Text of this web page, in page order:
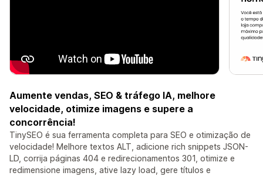
Aumente vendas, SEO & tráfego IA, melhore
velocidade, otimize imagens e supere a
concorrência!
TinySEO é sua ferramenta completa para SEO e otimização de
velocidade! Melhore textos ALT, adicione rich snippets JSON-
LD, corrija páginas 404 e redirecionamentos 301, otimize e
redimensione imagens, ative lazy load, gere títulos e